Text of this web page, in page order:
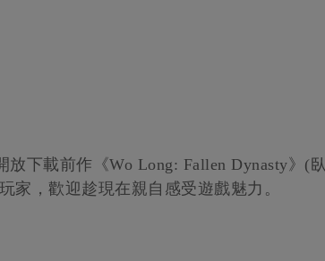
放下載前作《Wo Long: Fallen Dynasty》(臥
家，歡迎趁現在親自感受遊戲魅力。